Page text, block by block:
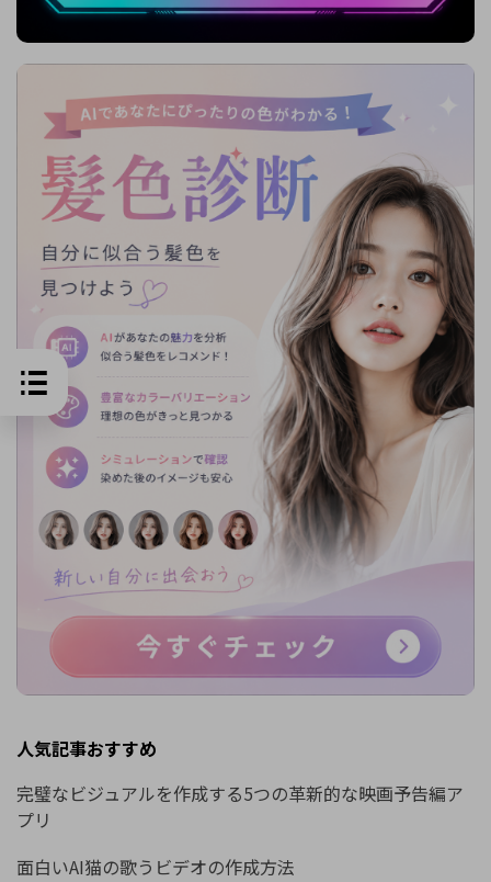
人気記事おすすめ
完璧なビジュアルを作成する5つの革新的な映画予告編ア
プリ
面白いAI猫の歌うビデオの作成方法